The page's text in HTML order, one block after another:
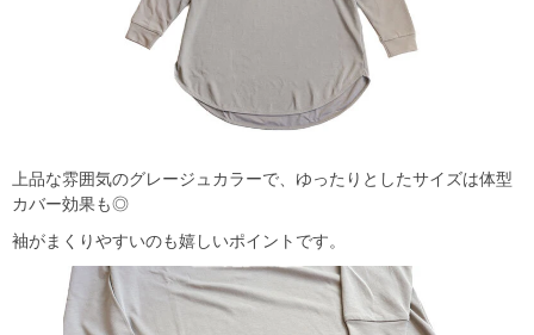
上品な雰囲気のグレージュカラーで、ゆったりとしたサイズは体型
カバー効果も◎
袖がまくりやすいのも嬉しいポイントです。